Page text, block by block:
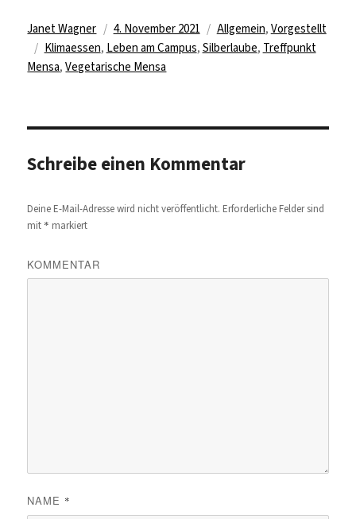
Autor
Janet Wagner
Veröffentlicht
am
4. November 2021 Kategorien
Allgemein, Vorgestellt
Schlagwörter
Klimaessen, Leben am Campus, Silberlaube, Treffpunkt
Mensa,Vegetarische Mensa
Schreibe einen Kommentar
Deine E-Mail-Adresse wird nicht veröffentlicht. Erforderliche Felder sind
mit * markiert
KOMMENTAR
NAME *